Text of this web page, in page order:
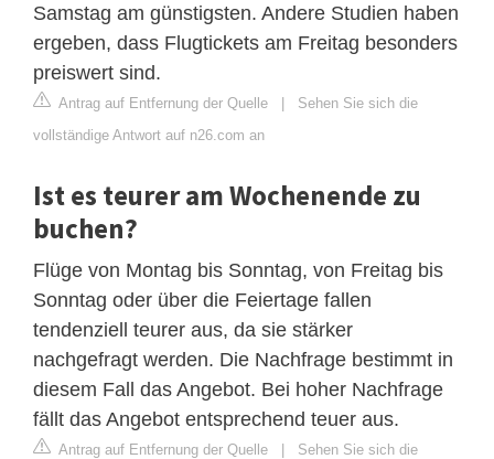
Samstag am günstigsten. Andere Studien haben
ergeben, dass Flugtickets am Freitag besonders
preiswert sind.
Antrag auf Entfernung der Quelle | Sehen Sie sich die
vollständige Antwort auf n26.com an
Ist es teurer am Wochenende zu
buchen?
Flüge von Montag bis Sonntag, von Freitag bis
Sonntag oder über die Feiertage fallen
tendenziell teurer aus, da sie stärker
nachgefragt werden. Die Nachfrage bestimmt in
diesem Fall das Angebot. Bei hoher Nachfrage
fällt das Angebot entsprechend teuer aus.
Antrag auf Entfernung der Quelle | Sehen Sie sich die